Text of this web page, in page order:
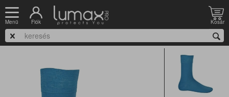
Menü Fiók Kosár
Nyitólap Munkacipő Zokni
Kariban Cotton City Socks - pamut zokni